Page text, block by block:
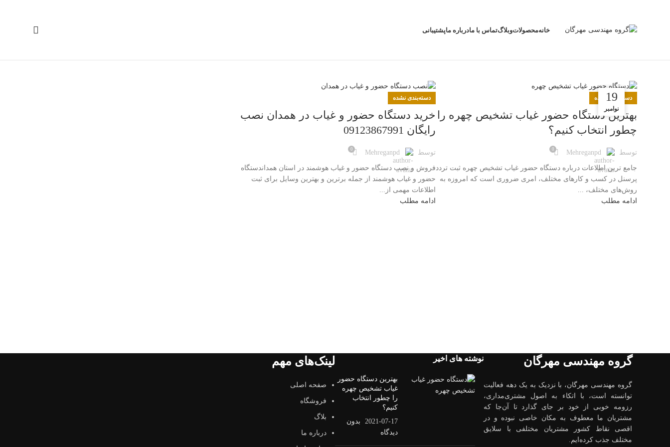
خانهمحصولاتوبلاگتماس با مادرباره ماپشتیبانی
17
جولای
دسته‌بندی نشده
بهترین دستگاه حضور غیاب تشخیص چهره را
چطور انتخاب کنیم؟
توسط Mehreganpd
0
جامع ترین اطلاعات درباره دستگاه حضور غیاب تشخیص چهره ثبت تردد
پرسنل در کسب و کارهای مختلف، امری ضروری است که امروزه به
روش‌های مختلف، ...
ادامه مطلب
19
نوامبر
دسته‌بندی نشده
خرید دستگاه حضور و غیاب در همدان نصب
رایگان 09123867991
توسط Mehreganpd
0
فروش و نصب دستگاه حضور و غیاب هوشمند در استان همداندستگاه
حضور و غیاب هوشمند از جمله برترین و بهترین وسایل برای ثبت
اطلاعات مهمی از...
ادامه مطلب
گروه مهندسی مهرگان
گروه مهندسی مهرگان، با نزدیک به یک دهه فعالیت
توانسته است، با اتکاء به اصول مشتری‌مداری،
رزومه خوبی از خود بر جای گذارد تا آن‌جا که
مشتریان ما معطوف به مکان خاصی نبوده و در
اقصی نقاط کشور مشتریان مختلفی با سلایق
مختلف جذب کرده‌ایم.
نوشته های اخیر
بهترین دستگاه حضور
غیاب تشخیص چهره
را چطور انتخاب
کنیم؟
2021-07-17
بدون
دیدگاه
لینک‌های مهم
صفحه اصلی
فروشگاه
بلاگ
درباره ما